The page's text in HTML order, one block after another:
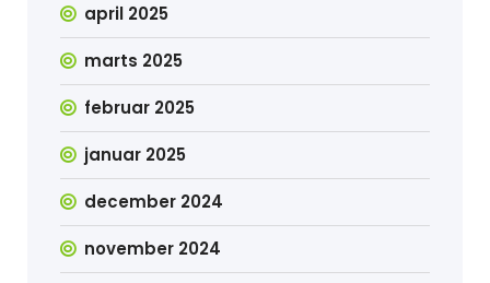
april 2025
marts 2025
februar 2025
januar 2025
december 2024
november 2024